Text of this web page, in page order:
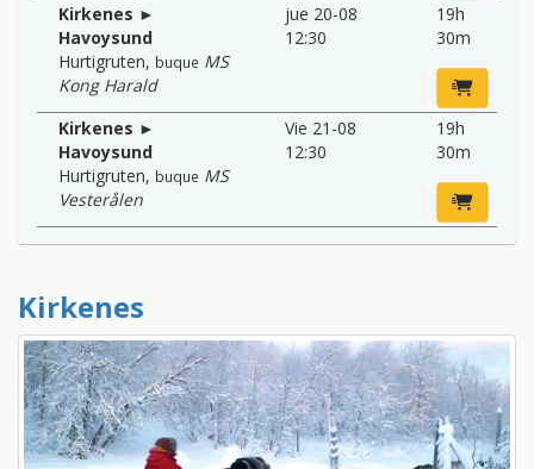
Kirkenes ►
Havoysund
Hurtigruten, buque MS
Kong Harald
jue 20-08
12:30
19h
30m
Kirkenes ►
Havoysund
Hurtigruten, buque MS
Vesterålen
Vie 21-08
12:30
19h
30m
Kirkenes